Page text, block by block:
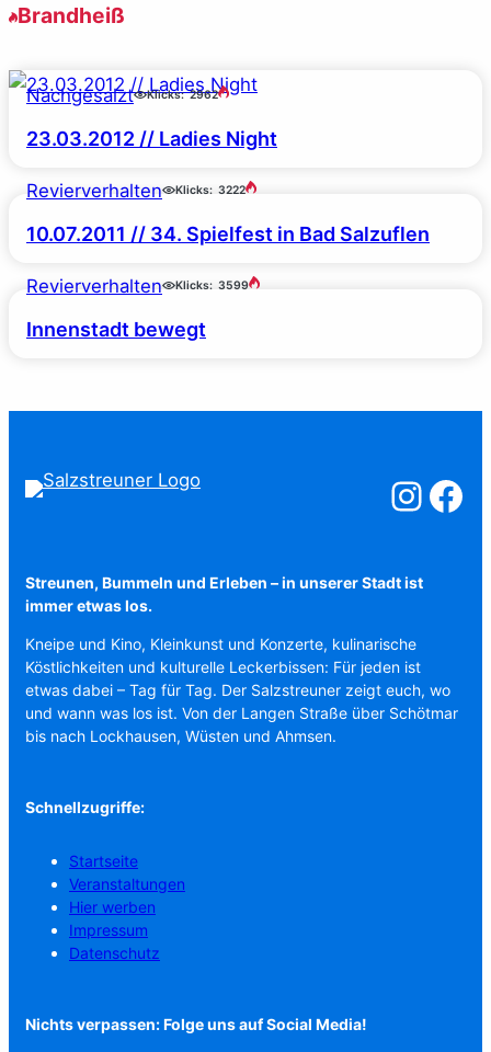
Brandheiß
Nachgesalzt Klicks: 2962
23.03.2012 // Ladies Night
Revierverhalten Klicks: 3222
10.07.2011 // 34. Spielfest in Bad Salzuflen
Revierverhalten Klicks: 3599
Innenstadt bewegt
Salzstreuner
Streunen, Bummeln und Erleben – in unserer Stadt ist
immer etwas los.
Kneipe und Kino, Kleinkunst und Konzerte, kulinarische
Köstlichkeiten und kulturelle Leckerbissen: Für jeden ist
etwas dabei – Tag für Tag. Der Salzstreuner zeigt euch, wo
und wann was los ist. Von der Langen Straße über Schötmar
bis nach Lockhausen, Wüsten und Ahmsen.
Schnellzugriffe:
Startseite
Veranstaltungen
Hier werben
Impressum
Datenschutz
Nichts verpassen: Folge uns auf Social Media!